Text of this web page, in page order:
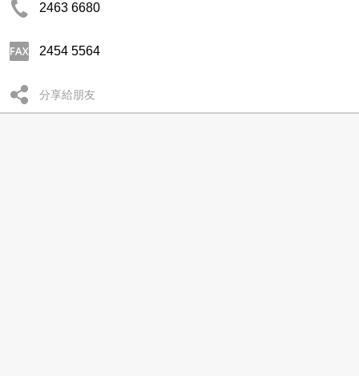
2463 6680
2454 5564
分享給朋友